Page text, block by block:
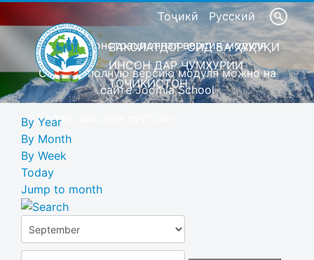
Тоҷикӣ Русский
Это демонстрационная версия модуля
Скачать полную версию модуля можно на
сайте Joomla School
Барои шахсони сустбин
ВАКОЛАТДОР ОИД БА ҲУҚУҚИ
ИНСОН ДАР ҶУМҲУРИИ
ТОҶИКИСТОН
By Year
By Month
By Week
Today
Jump to month